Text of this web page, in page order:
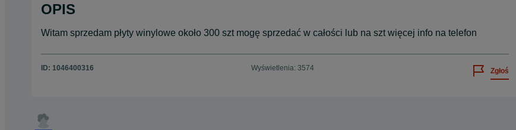
OPIS
Witam sprzedam płyty winylowe około 300 szt mogę sprzedać w całości lub na szt więcej info na telefon
ID: 1046400316 Wyświetlenia: 3574 Zgłoś